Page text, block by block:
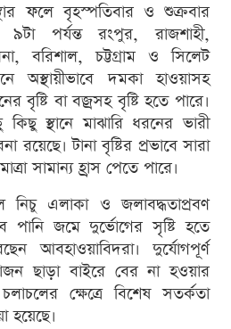
ফলে বৃহস্পতিবার ও শুক্রবার
পর্যন্ত রংপুর, রাজশাহী,
বরিশাল, চট্টগ্রাম ও সিলেট
অস্থায়ীভাবে দমকা হাওয়াসহ
বৃষ্টি বা বজ্রসহ বৃষ্টি হতে পারে।
স্থানে মাঝারি ধরনের ভারী
রয়েছে। টানা বৃষ্টির প্রভাবে সারা
সামান্য হ্রাস পেতে পারে।
নিচু এলাকা ও জলাবদ্ধতাপ্রবণ
পানি জমে দুর্ভোগের সৃষ্টি হতে
আবহাওয়াবিদরা। দুর্যোগপূর্ণ
ছাড়া বাইরে বের না হওয়ার
ক্ষেত্রে বিশেষ সতর্কতা
হয়েছে।